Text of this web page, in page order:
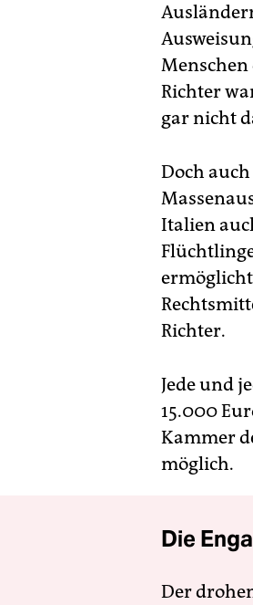
Richter
gar nicht
Doch
Italien
Richter.
Jede und
15.000
Kammer
möglich.
Die
Der